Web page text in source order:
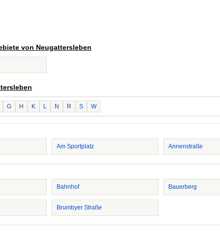
von Neugattersleben
G H K L N R S W
Am Sportplatz Annenstraße
Bahnhof Bauerberg
Brumbyer Straße